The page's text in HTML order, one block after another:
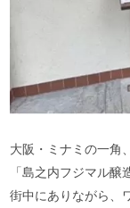
大阪・ミナミの一角
「島之内フジマル醸
街中にありながら、